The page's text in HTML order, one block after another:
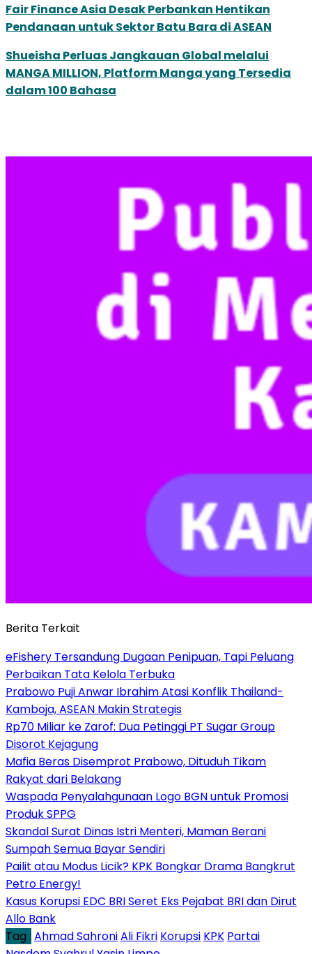
Fair Finance Asia Desak Perbankan Hentikan
Pendanaan untuk Sektor Batu Bara di ASEAN
Shueisha Perluas Jangkauan Global melalui
MANGA MILLION, Platform Manga yang Tersedia
dalam 100 Bahasa
Berita Terkait
eFishery Tersandung Dugaan Penipuan, Tapi Peluang
Perbaikan Tata Kelola Terbuka
Prabowo Puji Anwar Ibrahim Atasi Konflik Thailand-
Kamboja, ASEAN Makin Strategis
Rp70 Miliar ke Zarof: Dua Petinggi PT Sugar Group
Disorot Kejagung
Mafia Beras Disemprot Prabowo, Dituduh Tikam
Rakyat dari Belakang
Waspada Penyalahgunaan Logo BGN untuk Promosi
Produk SPPG
Skandal Surat Dinas Istri Menteri, Maman Berani
Sumpah Semua Bayar Sendiri
Pailit atau Modus Licik? KPK Bongkar Drama Bangkrut
Petro Energy!
Kasus Korupsi EDC BRI Seret Eks Pejabat BRI dan Dirut
Allo Bank
Tag : Ahmad SahroniAli Fikri Korupsi KPK Partai